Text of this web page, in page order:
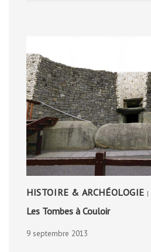
HISTOIRE & ARCHÉOLOGIE |
Les Tombes à Couloir
9 septembre 2013